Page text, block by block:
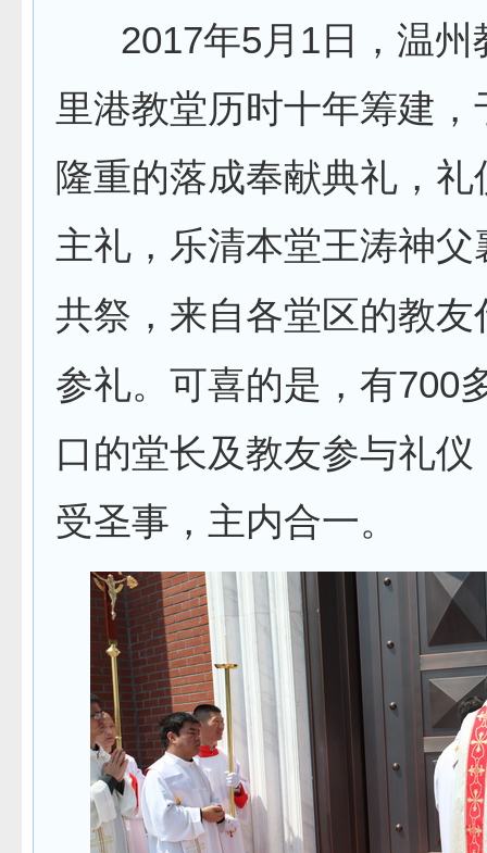
2017年5月 1 日，温
里港教堂历时十年筹建
隆重的落成奉献典礼，
主礼，乐清本堂王涛神
共祭，来自各堂区的教友
参礼。可喜的是，有700
口的堂长及教友参与礼
受圣事，主内合一。